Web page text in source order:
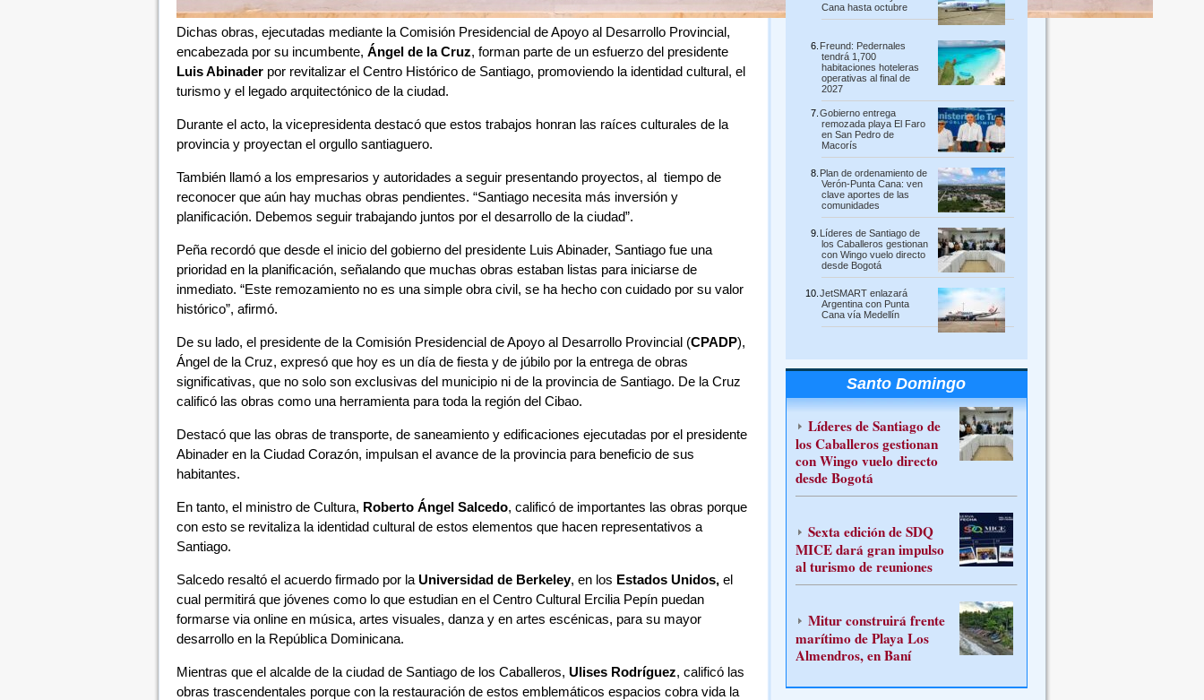
Dichas obras, ejecutadas mediante la Comisión Presidencial de Apoyo al Desarrollo Provincial,
encabezada por su incumbente, Ángel de la Cruz, forman parte de un esfuerzo del presidente
Luis Abinaderpor revitalizar el Centro Histórico de Santiago, promoviendo la identidad cultural, el
turismo y el legado arquitectónico de la ciudad.
Durante el acto, la vicepresidenta destacó que estos trabajos honran las raíces culturales de la
provincia y proyectan el orgullo santiaguero.
También llamó a los empresarios y autoridades a seguir presentando proyectos, al tiempo de
reconocer que aún hay muchas obras pendientes. “Santiago necesita más inversión y
planificación. Debemos seguir trabajando juntos por el desarrollo de la ciudad”.
Peña recordó que desde el inicio del gobierno del presidente Luis Abinader, Santiago fue una
prioridad en la planificación, señalando que muchas obras estaban listas para iniciarse de
inmediato. “Este remozamiento no es una simple obra civil, se ha hecho con cuidado por su valor
histórico”, afirmó.
De su lado, el presidente de la Comisión Presidencial de Apoyo al Desarrollo Provincial (CPADP),
Ángel de la Cruz, expresó que hoy es un día de fiesta y de júbilo por la entrega de obras
significativas, que no solo son exclusivas del municipio ni de la provincia de Santiago. De la Cruz
calificó las obras como una herramienta para toda la región del Cibao.
Destacó que las obras de transporte, de saneamiento y edificaciones ejecutadas por el presidente
Abinader en la Ciudad Corazón, impulsan el avance de la provincia para beneficio de sus
habitantes.
En tanto, el ministro de Cultura, Roberto Ángel Salcedo, calificó de importantes las obras porque
con esto se revitaliza la identidad cultural de estos elementos que hacen representativos a
Santiago.
Salcedo resaltó el acuerdo firmado por laUniversidad de Berkeley, en los Estados Unidos,el
cual permitirá que jóvenes como lo que estudian en el Centro Cultural Ercilia Pepín puedan
formarse via online en música, artes visuales, danza y en artes escénicas, para su mayor
desarrollo en la República Dominicana.
Mientras que el alcalde de la ciudad de Santiago de los Caballeros, Ulises Rodríguez, calificó las
obras trascendentales porque con la restauración de estos emblemáticos espacios cobra vida la
Cana hasta octubre
Freund: Pedernales
tendrá 1,700
habitaciones hoteleras
operativas al final de
2027
Gobierno entrega
remozada playa El Faro
en San Pedro de
Macorís
Plan de ordenamiento de
Verón-Punta Cana: ven
clave aportes de las
comunidades
Líderes de Santiago de
los Caballeros gestionan
con Wingo vuelo directo
desde Bogotá
JetSMART enlazará
Argentina con Punta
Cana vía Medellín
Santo Domingo
Líderes de Santiago de
los Caballeros gestionan
con Wingo vuelo directo
desde Bogotá
Sexta edición de SDQ
MICE dará gran impulso
al turismo de reuniones
Mitur construirá frente
marítimo de Playa Los
Almendros, en Baní